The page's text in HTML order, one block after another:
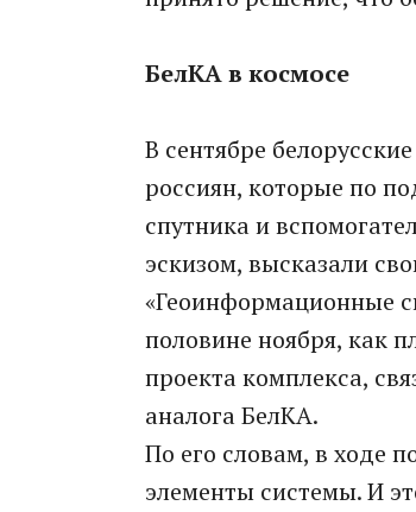
БелКА в космосе
В сентябре
россиян, которые по
спутника и
эскизом, высказали
«Геоинформационные
половине ноября, как
проекта комплекса,
аналога БелКА.
По его словам, в ходе
элементы системы. И